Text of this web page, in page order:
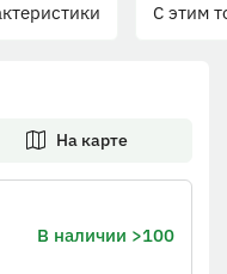
С этим
На карте
В наличии >100